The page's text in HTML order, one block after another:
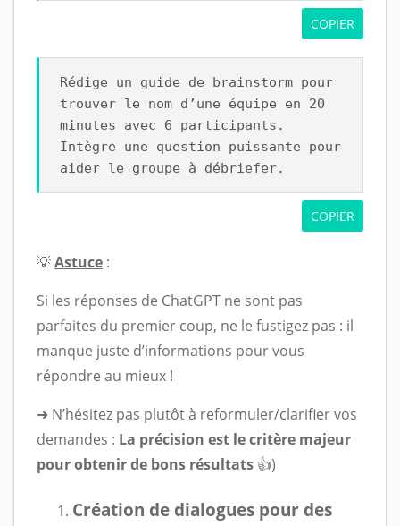
COPIER
Rédige un guide de brainstorm pour
trouver le nom d’une équipe en 20
minutes avec 6 participants.
Intègre une question puissante pour
aider le groupe à débriefer.
COPIER
💡Astuce :
Si les réponses de ChatGPT ne sont pas
parfaites du premier coup, ne le fustigez pas : il
manque juste d’informations pour vous
répondre au mieux !
➜ N’hésitez pas plutôt à reformuler/clarifier vos
demandes : La précision est le critère majeur
pour obtenir de bons résultats 👍)
Création de dialogues pour des